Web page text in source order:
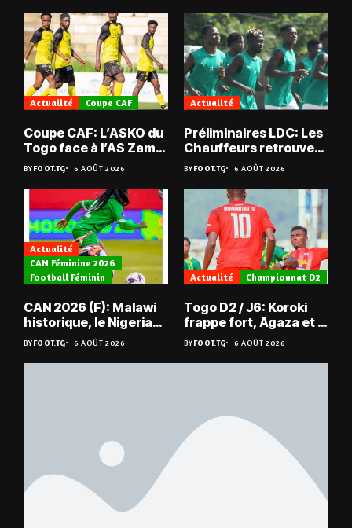
Actualité Coupe CAF
Coupe CAF: L’ASKO du
Togo face à l’AS Zam
du Niger
BYFOOT.TG 6 AOÛT 2026
Actualité
Préliminaires LDC: Les
Chauffeurs retrouvent
les Mimos
BYFOOT.TG 6 AOÛT 2026
Actualité
CAN Féminine 2026
Football Féminin
CAN 2026 (F): Malawi
historique, le Nigeria
sauvé, la Zambie
éliminée
BYFOOT.TG 6 AOÛT 2026
Actualité Championnat D2
Togo D2 / J6: Koroki
frappe fort, Agaza et la
JCA assurent,
suspense avant Sara
FC – Doumbé FC
BYFOOT.TG 6 AOÛT 2026